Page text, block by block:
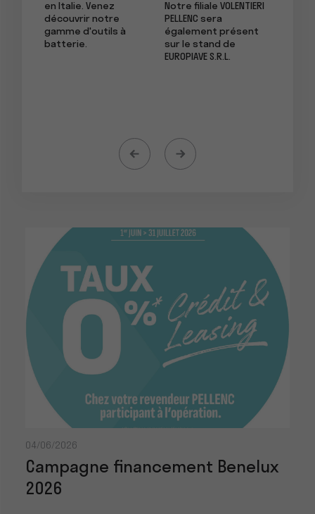
en Italie. Venez
découvrir notre
gamme d'outils à
batterie.
Notre filiale VOLENTIERI
PELLENC sera
également présent
sur le stand de
EUROPIAVE S.R.L.
vos
04/06/2026
Campagne financement Benelux
2026